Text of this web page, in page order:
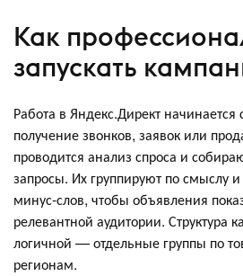
Как
запускать
Работа в Яндекс.Директ
получение звонков, заявок или
проводится анализ спроса и
запросы. Их группируют по
минус-слов, чтобы объявления
релевантной аудитории. Структура
логичной — отдельные группы по
регионам.